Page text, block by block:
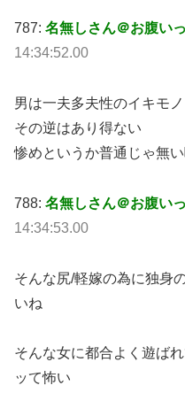
787: 名無しさん＠お腹い
14:34:52.00
男は一夫多夫性のイキモノ
その逆はあり得ない
惨めというか普通じゃ無
788: 名無しさん＠お腹い
14:34:53.00
そんな尻/軽嫁の為に独身
いね
そんな女に都合よく遊ば
ッて怖い